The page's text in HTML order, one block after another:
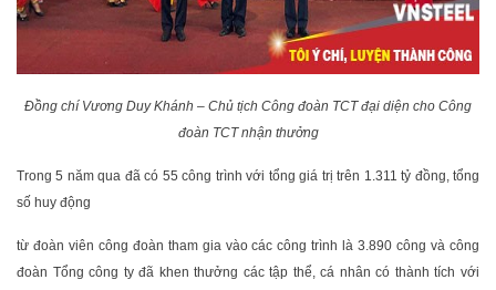
Đồng chí Vương Duy Khánh – Chủ tịch Công đoàn TCT đại diện cho Công
đoàn TCT nhận thưởng
Trong 5 năm qua đã có 55 công trình với tổng giá trị trên 1.311 tỷ đồng, tổng
số huy động
từ đoàn viên công đoàn tham gia vào các công trình là 3.890 công và công
đoàn Tổng công ty đã khen thưởng các tập thể, cá nhân có thành tích với